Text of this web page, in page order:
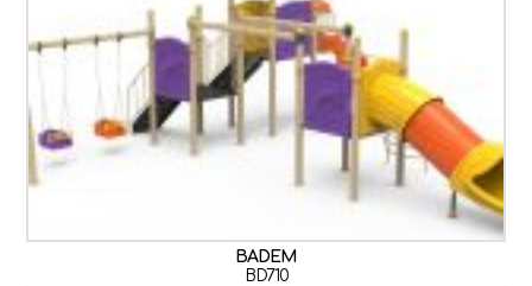
BADEM
BD710